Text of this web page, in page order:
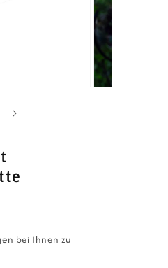
bei Ihnen zu